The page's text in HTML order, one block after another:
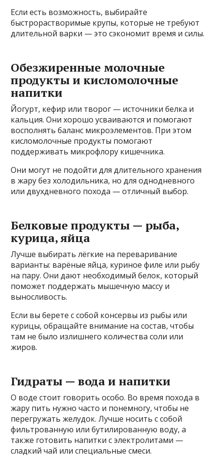
Если есть возможность, выбирайте
быстрорастворимые крупы, которые не требуют
длительной варки — это сэкономит время и силы.
Обезжиренные молочные
продукты и кисломолочные
напитки
Йогурт, кефир или творог — источники белка и
кальция. Они хорошо усваиваются и помогают
восполнять баланс микроэлементов. При этом
кисломолочные продукты помогают
поддерживать микрофлору кишечника.
Они могут не подойти для длительного хранения
в жару без холодильника, но для однодневного
или двухдневного похода — отличный выбор.
Белковые продукты — рыба,
курица, яйца
Лучше выбирать лёгкие на переваривание
варианты: варёные яйца, куриное филе или рыбу
на пару. Они дают необходимый белок, который
поможет поддержать мышечную массу и
выносливость.
Если вы берете с собой консервы из рыбы или
курицы, обращайте внимание на состав, чтобы
там не было излишнего количества соли или
жиров.
Гидраты — вода и напитки
О воде стоит говорить особо. Во время похода в
жару пить нужно часто и понемногу, чтобы не
перегружать желудок. Лучше носить с собой
фильтрованную или бутилированную воду, а
также готовить напитки с электролитами —
сладкий чай или специальные смеси.